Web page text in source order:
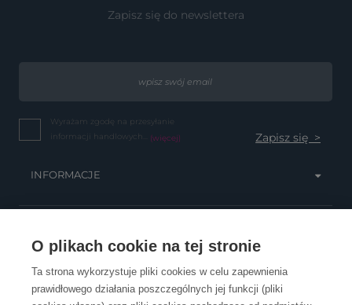
O plikach cookie na tej stronie
Ta strona wykorzystuje pliki cookies w celu zapewnienia
prawidłowego działania poszczególnych jej funkcji (pliki
Zapisz się do newslettera
Wyrażam zgodę na przesyłanie
informacji handlowych... (więcej)
INFORMACJE
OBSŁUGA KLIENTA
KONTAKT